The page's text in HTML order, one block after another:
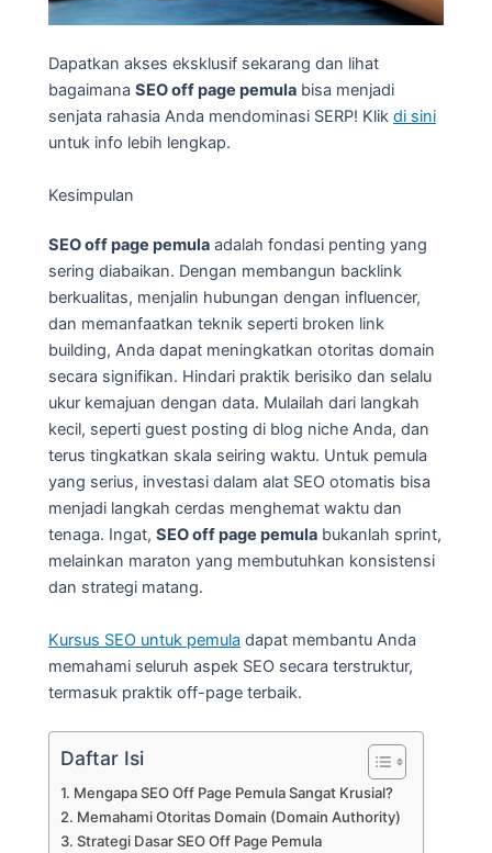
Dapatkan akses eksklusif sekarang dan lihat
bagaimana SEO off page pemula bisa menjadi
senjata rahasia Anda mendominasi SERP! Klik di sini
untuk info lebih lengkap.
Kesimpulan
SEO off page pemula adalah fondasi penting yang
sering diabaikan. Dengan membangun backlink
berkualitas, menjalin hubungan dengan influencer,
dan memanfaatkan teknik seperti broken link
building, Anda dapat meningkatkan otoritas domain
secara signifikan. Hindari praktik berisiko dan selalu
ukur kemajuan dengan data. Mulailah dari langkah
kecil, seperti guest posting di blog niche Anda, dan
terus tingkatkan skala seiring waktu. Untuk pemula
yang serius, investasi dalam alat SEO otomatis bisa
menjadi langkah cerdas menghemat waktu dan
tenaga. Ingat, SEO off page pemula bukanlah sprint,
melainkan maraton yang membutuhkan konsistensi
dan strategi matang.
Kursus SEO untuk pemula dapat membantu Anda
memahami seluruh aspek SEO secara terstruktur,
termasuk praktik off-page terbaik.
Daftar Isi
Mengapa SEO Off Page Pemula Sangat Krusial?
Memahami Otoritas Domain (Domain Authority)
Strategi Dasar SEO Off Page Pemula